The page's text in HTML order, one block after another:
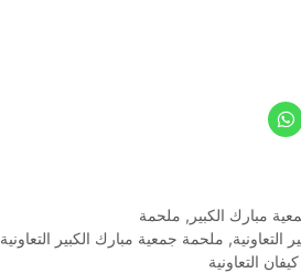
مبارك الكبير , ملحمة
التعاونية, ملحمة جمعية مبارك الكبير التعاونية
التعاونية